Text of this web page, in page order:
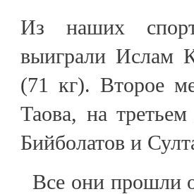
Из наших
выиграли Ислам
(71 кг). Второе
Таова, на
Бийболатов и
Все они прошли